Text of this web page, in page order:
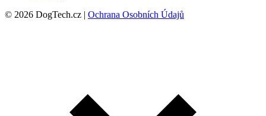
© 2026 DogTech.cz | Ochrana Osobních Údajů